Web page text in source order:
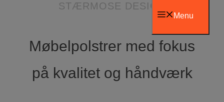
Menu
STÆRMOSE DESIGN
Møbelpolstrer med fokus
på kvalitet og håndværk